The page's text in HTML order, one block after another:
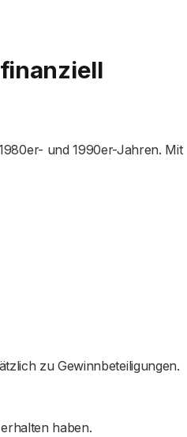
und 1990er-Jahren. Mit
zu Gewinnbeteiligungen.
erhalten haben.